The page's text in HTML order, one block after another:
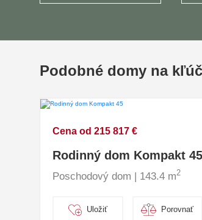
Podobné domy na kľúč
Cena od 215 817 €
Rodinný dom Kompakt 45
Poschodový dom | 143.4 m2
Uložiť Porovnať